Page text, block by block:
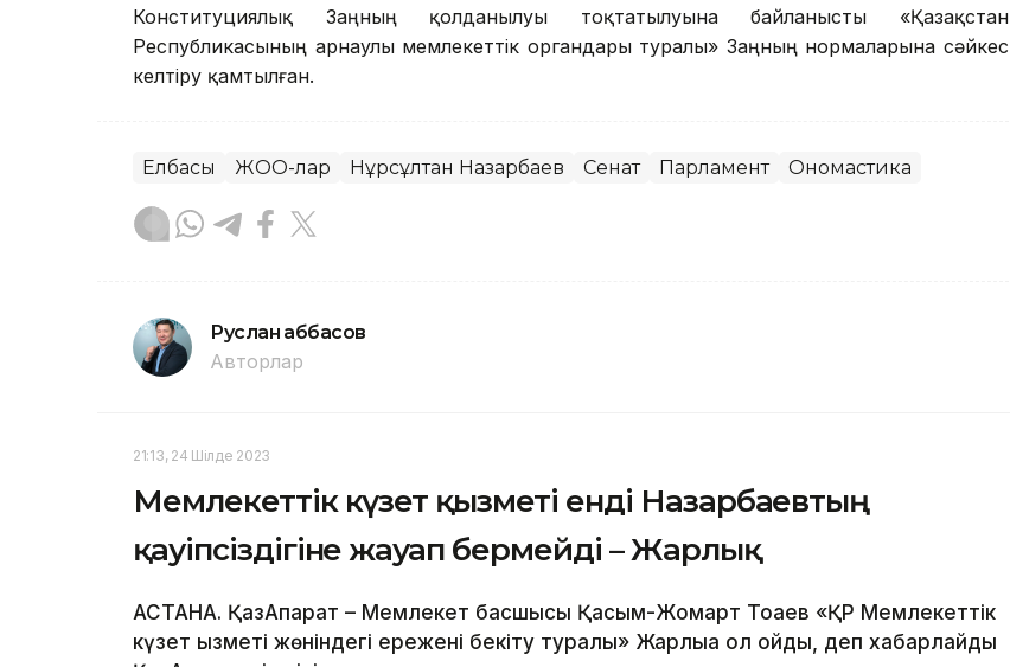
Конституциялық Заңның қолданылуы тоқтатылуына байланысты «Қазақстан
Республикасының арнаулы мемлекеттік органдары туралы» Заңның нормаларына сәйкес
келтіру қамтылған.
Елбасы ЖОО-лар Нұрсұлтан Назарбаев Сенат Парламент Ономастика
Руслан Ғаббасов
Авторлар
21:13, 24 Шілде 2023
Мемлекеттік күзет қызметі енді Назарбаевтың
қауіпсіздігіне жауап бермейді – Жарлық
АСТАНА. ҚазАқпарат – Мемлекет басшысы Қасым-Жомарт Тоқаев «ҚР Мемлекеттік
күзет қызметі жөніндегі ережені бекіту туралы» Жарлыққа қол қойды, деп хабарлайды